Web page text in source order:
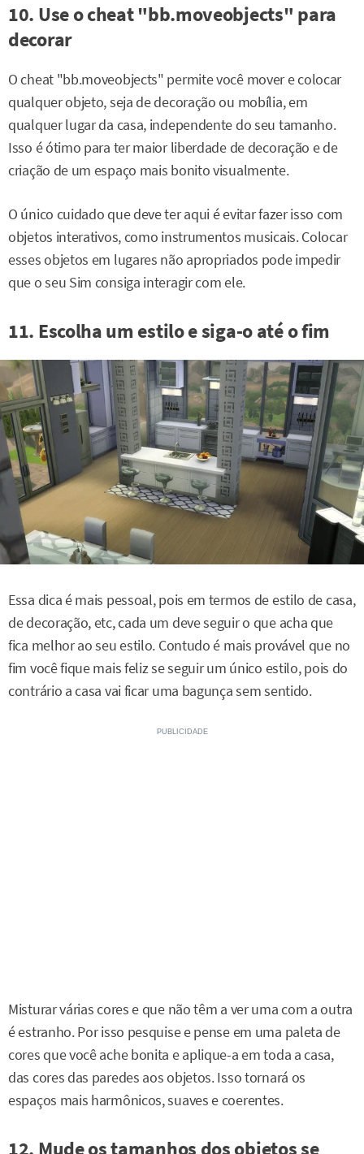
10. Use o cheat "bb.moveobjects" para
decorar
O cheat "bb.moveobjects" permite você mover e colocar
qualquer objeto, seja de decoração ou mobília, em
qualquer lugar da casa, independente do seu tamanho.
Isso é ótimo para ter maior liberdade de decoração e de
criação de um espaço mais bonito visualmente.
O único cuidado que deve ter aqui é evitar fazer isso com
objetos interativos, como instrumentos musicais. Colocar
esses objetos em lugares não apropriados pode impedir
que o seu Sim consiga interagir com ele.
11. Escolha um estilo e siga-o até o fim
Essa dica é mais pessoal, pois em termos de estilo de casa,
de decoração, etc, cada um deve seguir o que acha que
fica melhor ao seu estilo. Contudo é mais provável que no
fim você fique mais feliz se seguir um único estilo, pois do
contrário a casa vai ficar uma bagunça sem sentido.
Misturar várias cores e que não têm a ver uma com a outra
é estranho. Por isso pesquise e pense em uma paleta de
cores que você ache bonita e aplique-a em toda a casa,
das cores das paredes aos objetos. Isso tornará os
espaços mais harmônicos, suaves e coerentes.
12. Mude os tamanhos dos objetos se